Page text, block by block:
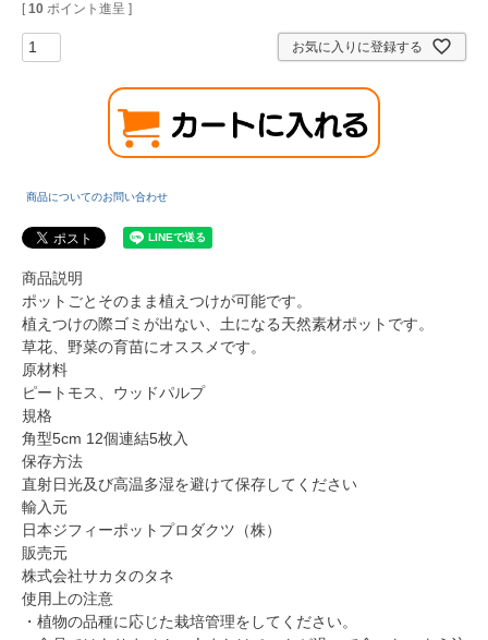
[ 10 ポイント進呈 ]
お気に入りに登録する
商品についてのお問い合わせ
商品説明
ポットごとそのまま植えつけが可能です。
植えつけの際ゴミが出ない、土になる天然素材ポットです。
草花、野菜の育苗にオススメです。
原材料
ピートモス、ウッドパルプ
規格
角型5cm 12個連結5枚入
保存方法
直射日光及び高温多湿を避けて保存してください
輸入元
日本ジフィーポットプロダクツ（株）
販売元
株式会社サカタのタネ
使用上の注意
・植物の品種に応じた栽培管理をしてください。